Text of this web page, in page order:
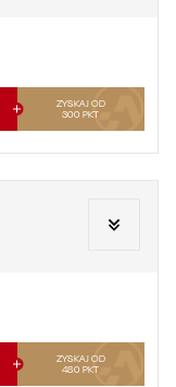
ZYSKAJ OD
300 PKT
ZYSKAJ OD
480 PKT